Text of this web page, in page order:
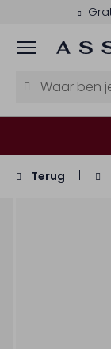
Menu
Terug